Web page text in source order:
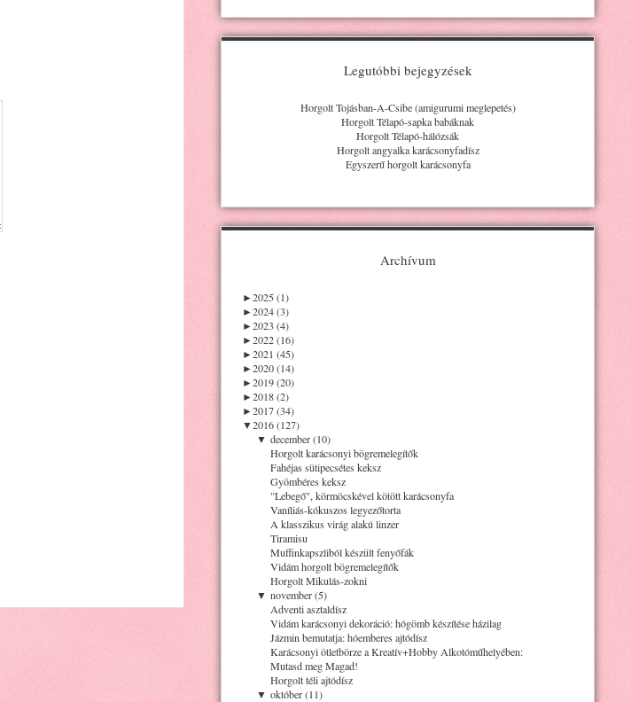
Legutóbbi bejegyzések
Horgolt Tojásban-A-Csibe (amigurumi meglepetés)
Horgolt Télapó-sapka babáknak
Horgolt Télapó-hálózsák
Horgolt angyalka karácsonyfadísz
Egyszerű horgolt karácsonyfa
Archívum
►2025 (1)
►2024 (3)
►2023 (4)
►2022 (16)
►2021 (45)
►2020 (14)
►2019 (20)
►2018 (2)
►2017 (34)
▼2016 (127)
▼ december (10)
Horgolt karácsonyi bögremelegítők
Fahéjas sütipecsétes keksz
Gyömbéres keksz
"Lebegő", körmöcskével kötött karácsonyfa
Vaníliás-kókuszos legyezőtorta
A klasszikus virág alakú linzer
Tiramisu
Muffinkapszliból készült fenyőfák
Vidám horgolt bögremelegítők
Horgolt Mikulás-zokni
▼ november (5)
Adventi asztaldísz
Vidám karácsonyi dekoráció: hógömb készítése házilag
Jázmin bemutatja: hóemberes ajtódísz
Karácsonyi ötletbörze a Kreatív+Hobby Alkotóműhelyében:
Mutasd meg Magad!
Horgolt téli ajtódísz
▼ október (11)